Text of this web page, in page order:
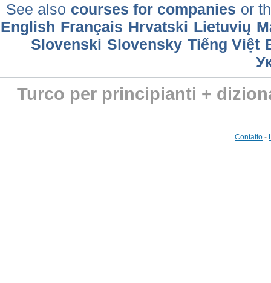
See also courses for companies or
English Français Hrvatski Lietuvių
Slovenski Slovensky Tiếng Việt
Turco per principianti +
Contatto -